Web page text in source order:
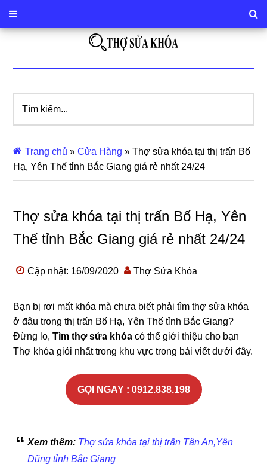
kiếm...
Trang chủ »Cửa Hàng »Thợ sửa khóa tại thị trấn Bố
Hạ, Yên Thế tỉnh Bắc Giang giá rẻ nhất 24/24
Thợ sửa khóa tại thị trấn Bố Hạ, Yên
Thế tỉnh Bắc Giang giá rẻ nhất 24/24
Cập nhật: 16/09/2020 Thợ Sửa Khóa
Bạn bị rơi mất khóa mà chưa biết phải tìm thợ sửa khóa
ở đâu trong thị trấn Bố Hạ, Yên Thế tỉnh Bắc Giang?
Đừng lo,Tìm thợ sửa khóa có thể giới thiệu cho bạn
Thợ khóa giỏi nhất trong khu vực trong bài viết dưới đây.
GỌI NGAY : 0912.838.198
Xem thêm: Thợ sửa khóa tại thị trấn Tân An,Yên
Dũng tỉnh Bắc Giang